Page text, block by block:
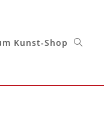
Kunst-Shop